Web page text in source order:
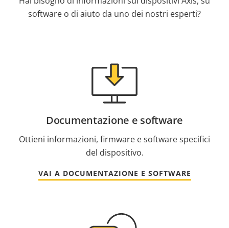
software o di aiuto da uno dei nostri esperti?
Documentazione e software
Ottieni informazioni, firmware e software specifici
del dispositivo.
VAI A DOCUMENTAZIONE E SOFTWARE